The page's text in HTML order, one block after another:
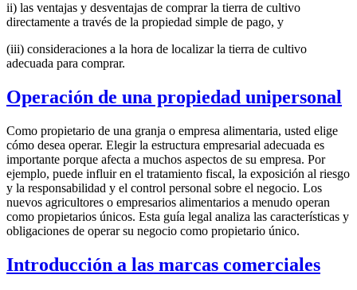
ii) las ventajas y desventajas de comprar la tierra de cultivo
directamente a través de la propiedad simple de pago, y
(iii) consideraciones a la hora de localizar la tierra de cultivo
adecuada para comprar.
Operación de una propiedad unipersonal
Como propietario de una granja o empresa alimentaria, usted elige
cómo desea operar. Elegir la estructura empresarial adecuada es
importante porque afecta a muchos aspectos de su empresa. Por
ejemplo, puede influir en el tratamiento fiscal, la exposición al riesgo
y la responsabilidad y el control personal sobre el negocio. Los
nuevos agricultores o empresarios alimentarios a menudo operan
como propietarios únicos. Esta guía legal analiza las características y
obligaciones de operar su negocio como propietario único.
Introducción a las marcas comerciales